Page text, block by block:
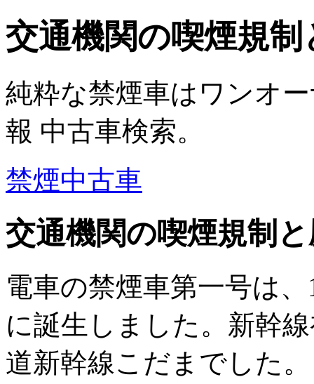
交通機関の喫煙規制
純粋な禁煙車はワンオ
報 中古車検索。
禁煙中古車
交通機関の喫煙規制
電車の禁煙車第一号は
に誕生しました。新幹
道新幹線こだまでした。